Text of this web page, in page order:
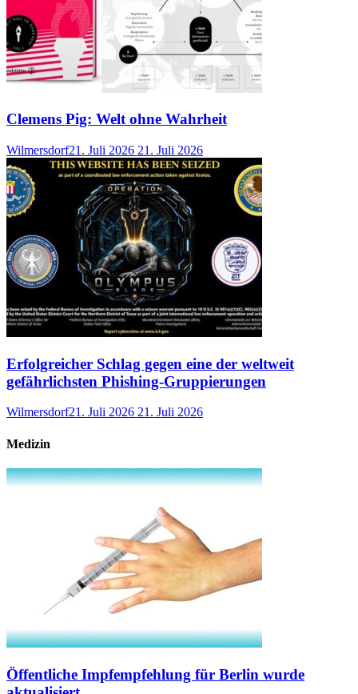
Clemens Pig: Welt ohne Wahrheit
Wilmersdorf21. Juli 2026 21. Juli 2026
Erfolgreicher Schlag gegen eine der weltweit
gefährlichsten Phishing-Gruppierungen
Wilmersdorf21. Juli 2026 21. Juli 2026
Medizin
Öffentliche Impfempfehlung für Berlin wurde